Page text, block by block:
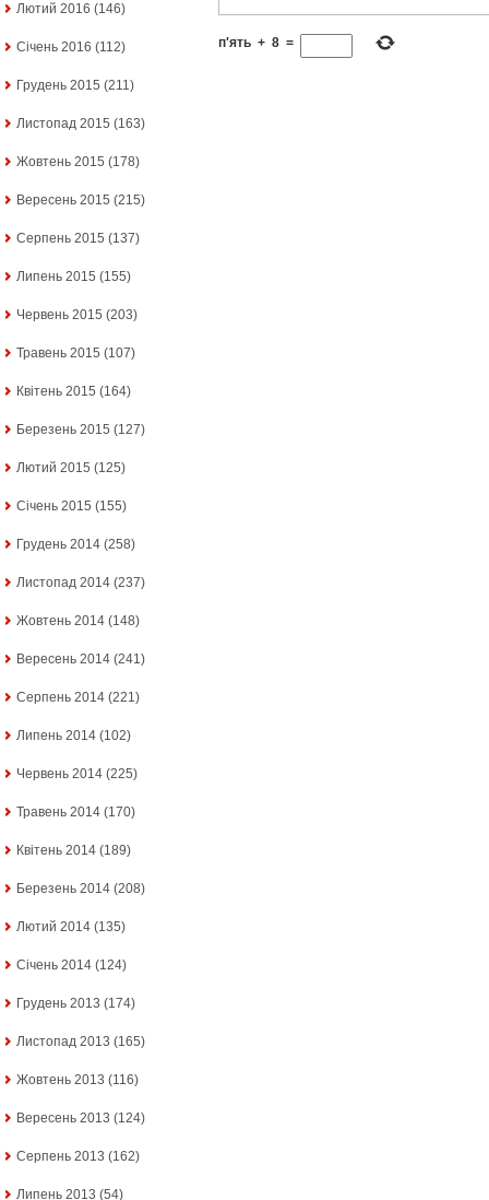
Лютий 2016 (146)
Січень 2016 (112)
Грудень 2015 (211)
Листопад 2015 (163)
Жовтень 2015 (178)
Вересень 2015 (215)
Серпень 2015 (137)
Липень 2015 (155)
Червень 2015 (203)
Травень 2015 (107)
Квітень 2015 (164)
Березень 2015 (127)
Лютий 2015 (125)
Січень 2015 (155)
Грудень 2014 (258)
Листопад 2014 (237)
Жовтень 2014 (148)
Вересень 2014 (241)
Серпень 2014 (221)
Липень 2014 (102)
Червень 2014 (225)
Травень 2014 (170)
Квітень 2014 (189)
Березень 2014 (208)
Лютий 2014 (135)
Січень 2014 (124)
Грудень 2013 (174)
Листопад 2013 (165)
Жовтень 2013 (116)
Вересень 2013 (124)
Серпень 2013 (162)
Липень 2013 (54)
п'ять + 8 =